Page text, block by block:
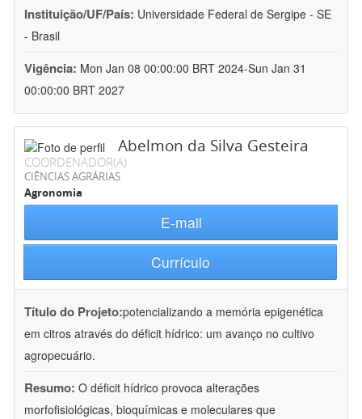
Instituição/UF/País: Universidade Federal de Sergipe - SE
- Brasil
Vigência: Mon Jan 08 00:00:00 BRT 2024-Sun Jan 31
00:00:00 BRT 2027
Abelmon da Silva Gesteira
COORDENADOR(A)
CIÊNCIAS AGRÁRIAS
Agronomia
E-mail
Currículo
Título do Projeto:potencializando a memória epigenética
em citros através do déficit hídrico: um avanço no cultivo
agropecuário.
Resumo: O déficit hídrico provoca alterações
morfofisiológicas, bioquímicas e moleculares que